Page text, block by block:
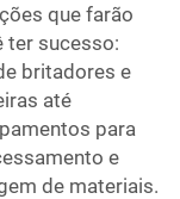
que farão
ter sucesso:
britadores e
até
para
e
de materiais.